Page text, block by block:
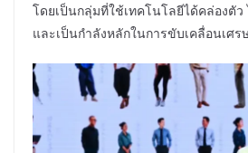
โดยเป็นกลุ่มที่ใช้เทคโนโลยีได้คล่องตั
และเป็นกำลังหลักในการขับเคลื่อนเศ